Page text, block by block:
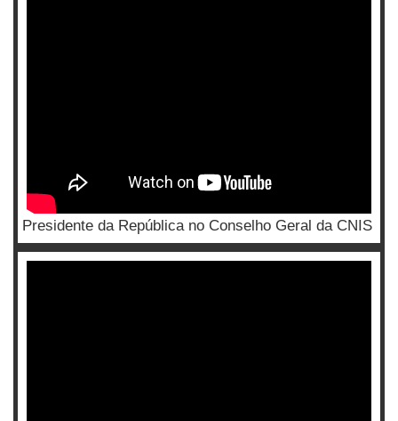
Presidente da República no Conselho Geral da CNIS